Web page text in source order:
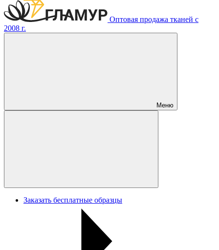
Оптовая продажа тканей с
2008 г.
Меню
Заказать бесплатные образцы